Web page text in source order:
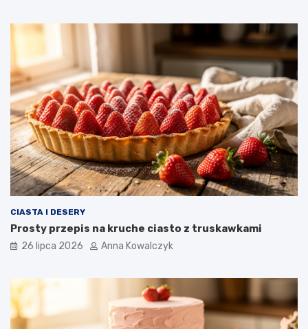
CIASTA I DESERY
Prosty przepis na kruche ciasto z truskawkami
26 lipca 2026 Anna Kowalczyk